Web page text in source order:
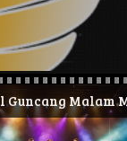
Malam